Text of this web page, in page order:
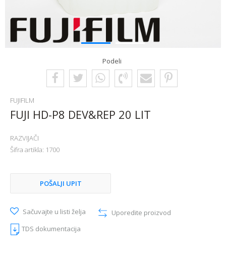
1 2
Podeli
FUJIFILM
FUJI HD-P8 DEV&REP 20 LIT
RAZVIJAČI
Šifra artikla: 1700
POŠALJI UPIT
Sačuvajte u listi želja
Uporedite proizvod
TDS dokumentacija